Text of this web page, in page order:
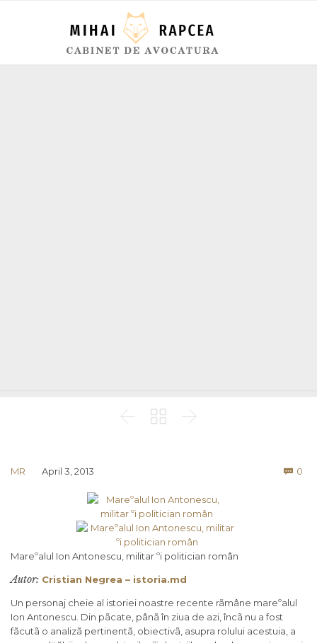
  
MR April 3, 2013  0
Mareºalul Ion Antonescu, militar ºi politician român
Autor: Cristian Negrea – istoria.md
Un personaj cheie al istoriei noastre recente rãmâne mareºalul
Ion Antonescu. Din pãcate, pânã în ziua de azi, încã nu a fost
fãcutã o analizã pertinentã, obiectivã, asupra rolului acestuia, a